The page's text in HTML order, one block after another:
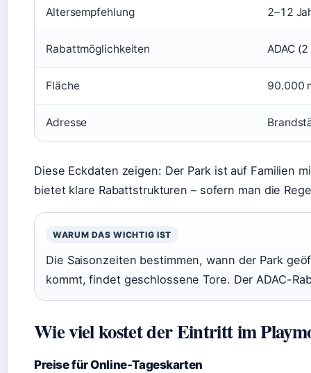
Altersempfehlung 2–12
Rabattmöglichkeiten ADAC
Fläche 90.000
Adresse
Diese Eckdaten zeigen: Der Park ist auf Familien
bietet klare Rabattstrukturen – sofern man die
WARUM DAS WICHTIG IST
Die Saisonzeiten bestimmen, wann der Park
kommt, findet geschlossene Tore. Der ADAC-
Wie viel kostet der Eintritt im
Preise für Online-Tageskarten